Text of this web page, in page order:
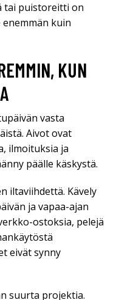
tai puistoreitti on
enemmän kuin
KUN
vasta
Aivot ovat
ilmoituksia ja
päälle käskystä.
iltaviihdettä. Kävely
ja vapaa-ajan
ostoksia, pelejä
eivät synny
suurta projektia.